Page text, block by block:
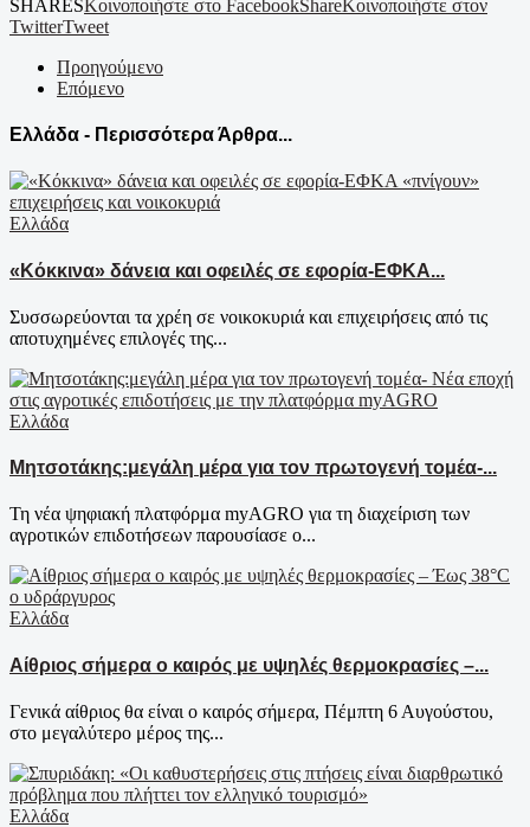
SHARESΚοινοποιήστε στο FacebookShareΚοινοποιήστε στον
TwitterTweet
Προηγούμενο
Επόμενο
Ελλάδα - Περισσότερα Άρθρα...
Ελλάδα
«Κόκκινα» δάνεια και οφειλές σε εφορία-ΕΦΚΑ...
Συσσωρεύονται τα χρέη σε νοικοκυριά και επιχειρήσεις από τις
αποτυχημένες επιλογές της...
Ελλάδα
Μητσοτάκης:μεγάλη μέρα για τον πρωτογενή τομέα-...
Τη νέα ψηφιακή πλατφόρμα myAGRO για τη διαχείριση των
αγροτικών επιδοτήσεων παρουσίασε ο...
Ελλάδα
Αίθριος σήμερα ο καιρός με υψηλές θερμοκρασίες –...
Γενικά αίθριος θα είναι ο καιρός σήμερα, Πέμπτη 6 Αυγούστου,
στο μεγαλύτερο μέρος της...
Ελλάδα